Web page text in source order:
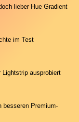
lieber Hue Gradient
im Test
Lightstrip ausprobiert
besseren Premium-